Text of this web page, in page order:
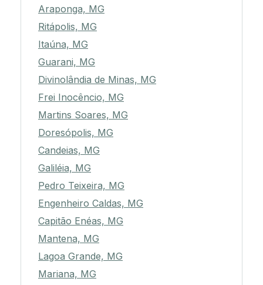
Araponga, MG
Ritápolis, MG
Itaúna, MG
Guarani, MG
Divinolândia de Minas, MG
Frei Inocêncio, MG
Martins Soares, MG
Doresópolis, MG
Candeias, MG
Galiléia, MG
Pedro Teixeira, MG
Engenheiro Caldas, MG
Capitão Enéas, MG
Mantena, MG
Lagoa Grande, MG
Mariana, MG